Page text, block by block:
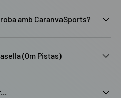
amb CaranvaSports?
(0m Pistas)